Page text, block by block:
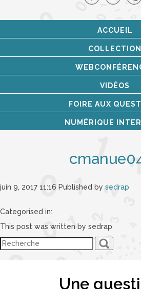
ACCUEIL
COLLECTION
VIDÉOS
FOIRE AUX
NUMÉRIQUE
juin 9, 2017 11:16 Published by sedrap
Categorised in:
This post was written by sedrap
Une